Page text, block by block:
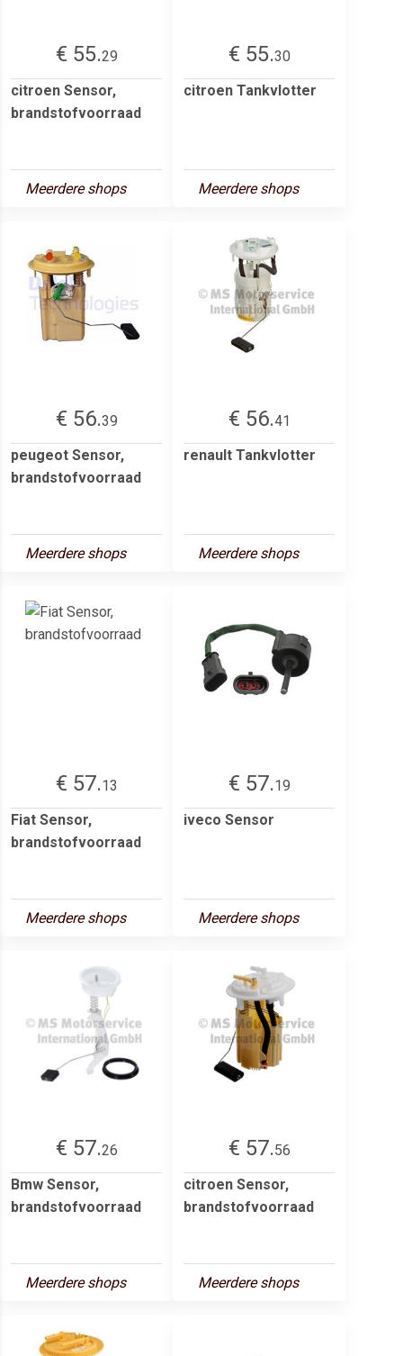
€ 55.29
citroen Sensor,
brandstofvoorraad
Meerdere shops
€ 55.30
citroen Tankvlotter
Meerdere shops
€ 56.39
peugeot Sensor,
brandstofvoorraad
Meerdere shops
€ 56.41
renault Tankvlotter
Meerdere shops
€ 57.13
Fiat Sensor,
brandstofvoorraad
Meerdere shops
€ 57.19
iveco Sensor
Meerdere shops
€ 57.26
Bmw Sensor,
brandstofvoorraad
Meerdere shops
€ 57.56
citroen Sensor,
brandstofvoorraad
Meerdere shops